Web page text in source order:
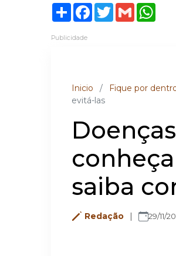
ShareFacebook
TwitterGmail
Publicidade
Inicio / Fique por
evitá-las
saiba
Redação 29/11/